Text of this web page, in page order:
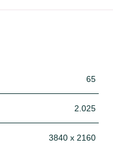
65
2.025
3840 x 2160